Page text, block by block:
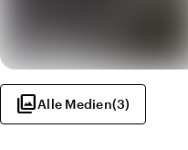
photo_libraryAlle Medien(3)